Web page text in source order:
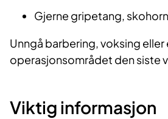
Gjerne gripetang,
Unngå barbering, voksing
operasjonsområdet den siste
Viktig informasjon